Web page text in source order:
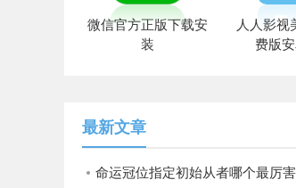
微信官方正版下载安
装
人人影视
费版
最新文章
命运冠位指定初始从者哪个最厉